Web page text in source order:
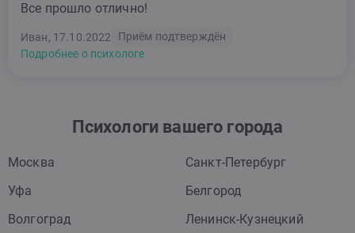
Все прошло отлично!
Иван, 17.10.2022
Приём подтверждён
Подробнее о психологе
Психологи вашего города
Москва
Санкт-Петербург
Уфа
Белгород
Волгоград
Ленинск-Кузнецкий